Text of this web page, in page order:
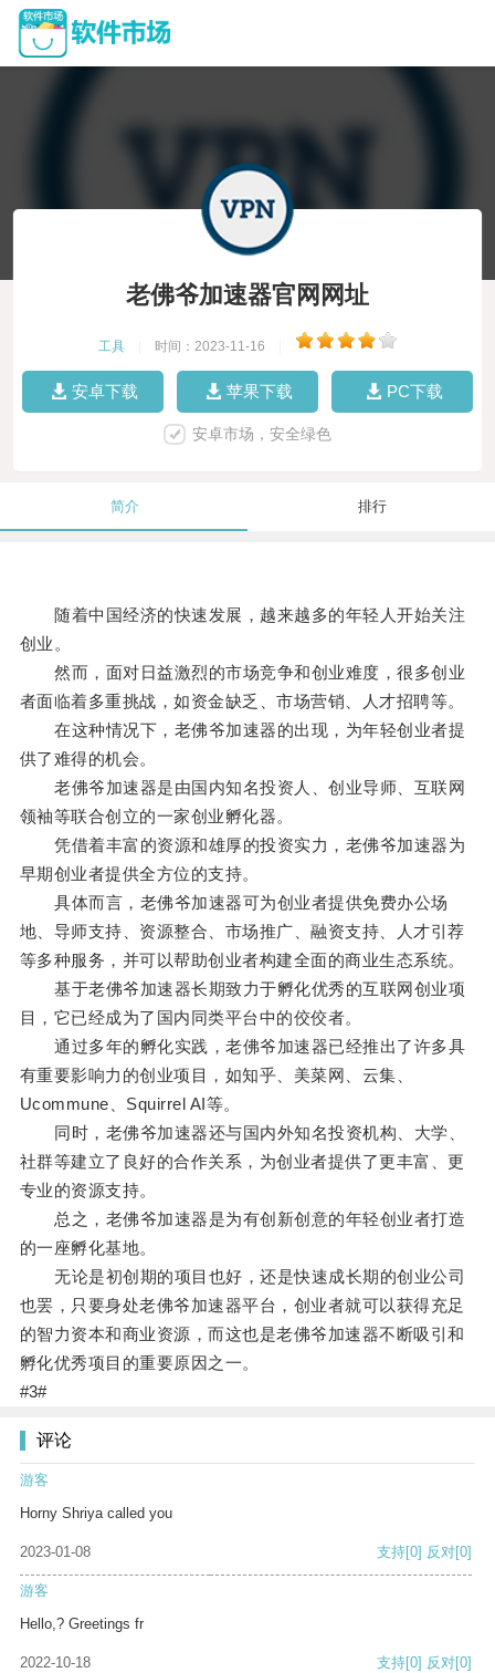
老佛爷加速器官网网址
工具 时间：2023-11-16
安卓下载 苹果下载 PC下载
安卓市场，安全绿色
简介 排行
随着中国经济的快速发展，越来越多的年轻人开始关注
创业。
然而，面对日益激烈的市场竞争和创业难度，很多创业
者面临着多重挑战，如资金缺乏、市场营销、人才招聘等。
在这种情况下，老佛爷加速器的出现，为年轻创业者提
供了难得的机会。
老佛爷加速器是由国内知名投资人、创业导师、互联网
领袖等联合创立的一家创业孵化器。
凭借着丰富的资源和雄厚的投资实力，老佛爷加速器为
早期创业者提供全方位的支持。
具体而言，老佛爷加速器可为创业者提供免费办公场
地、导师支持、资源整合、市场推广、融资支持、人才引荐
等多种服务，并可以帮助创业者构建全面的商业生态系统。
基于老佛爷加速器长期致力于孵化优秀的互联网创业项
目，它已经成为了国内同类平台中的佼佼者。
通过多年的孵化实践，老佛爷加速器已经推出了许多具
有重要影响力的创业项目，如知乎、美菜网、云集、
Ucommune、Squirrel AI等。
同时，老佛爷加速器还与国内外知名投资机构、大学、
社群等建立了良好的合作关系，为创业者提供了更丰富、更
专业的资源支持。
总之，老佛爷加速器是为有创新创意的年轻创业者打造
的一座孵化基地。
无论是初创期的项目也好，还是快速成长期的创业公司
也罢，只要身处老佛爷加速器平台，创业者就可以获得充足
的智力资本和商业资源，而这也是老佛爷加速器不断吸引和
孵化优秀项目的重要原因之一。
#3#
评论
游客
Horny Shriya called you
2023-01-08 支持[0] 反对[0]
游客
Hello,? Greetings fr
2022-10-18 支持[0] 反对[0]